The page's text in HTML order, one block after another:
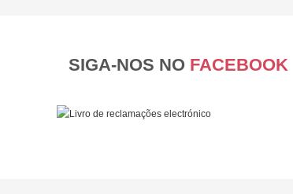
SIGA-NOS NO FACEBOOK